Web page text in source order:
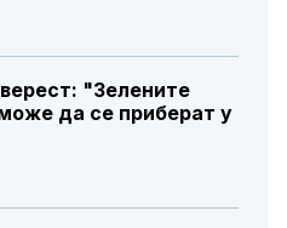
"Зелените
да се приберат у